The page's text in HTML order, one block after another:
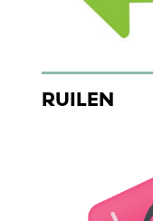
RUILEN